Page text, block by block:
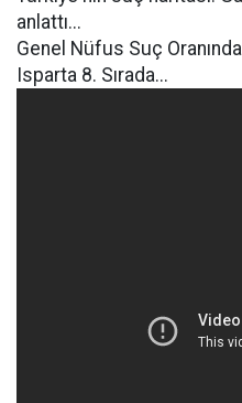
anlattı...
Genel Nüfus Suç
Isparta 8. Sırada...